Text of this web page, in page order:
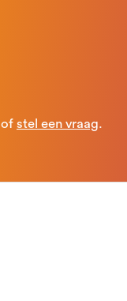
of stel een vraag.